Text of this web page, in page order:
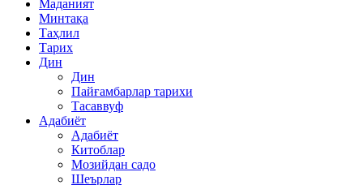
Mаданият
Минтақа
Таҳлил
Тарих
Дин
Дин
Пайғамбарлар тарихи
Тасаввуф
Адабиёт
Адабиёт
Китоблар
Мозийдан садо
Шеърлар